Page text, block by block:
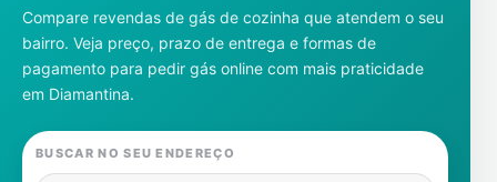
Notícias
Cadastre-se
Gás
Compare revendas de gás de cozinha que atendem o seu
bairro. Veja preço, prazo de entrega e formas de
pagamento para pedir gás online com mais praticidade
em Diamantina.
BUSCAR NO SEU ENDEREÇO